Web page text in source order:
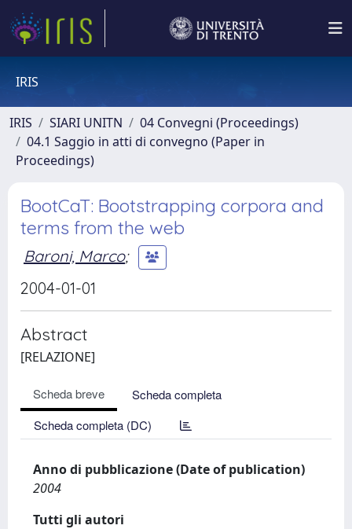
IRIS
IRIS SIARI UNITN
04 Convegni (Proceedings)
04.1 Saggio in atti di convegno (Paper in
Proceedings)
BootCaT: Bootstrapping corpora and
terms from the web
Baroni, Marco;
2004-01-01
Abstract
[RELAZIONE]
Scheda breve
Scheda completa
Scheda completa (DC)
Anno di pubblicazione (Date of publication)
2004
Tutti gli autori